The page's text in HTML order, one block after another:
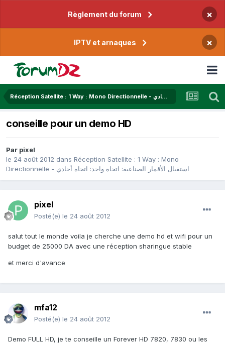
Règlement du forum ×
IPTV et arnaques ×
Réception Satellite : 1 Way : Mono Directionnelle - استقبال الأقمار الصناعية: اتجاه واحد: اتجاه أحادي
conseille pour un demo HD
Par pixel
le 24 août 2012 dans Réception Satellite : 1 Way : Mono
Directionnelle - استقبال الأقمار الصناعية: اتجاه واحد: اتجاه أحادي
pixel
Posté(e) le 24 août 2012
salut tout le monde voila je cherche une demo hd et wifi pour un
budget de 25000 DA avec une réception sharingue stable
et merci d'avance
mfa12
Posté(e) le 24 août 2012
Demo FULL HD, je te conseille un Forever HD 7820, 7830 ou les